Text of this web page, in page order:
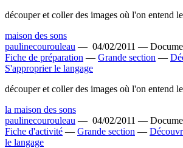
découper et coller des images où l'on entend
maison des sons
paulinecourouleau — 04/02/2011 —
Fiche de préparation — Grande section —
S'approprier le langage
découper et coller des images où l'on entend
la maison des sons
paulinecourouleau — 04/02/2011 —
Fiche d'activité — Grande section —
le langage